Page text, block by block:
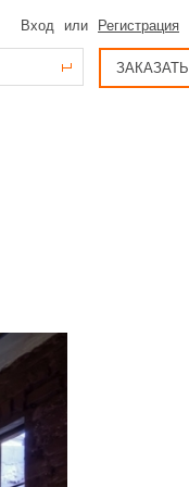
Вход или Регистрация
ЗАКАЗАТЬ